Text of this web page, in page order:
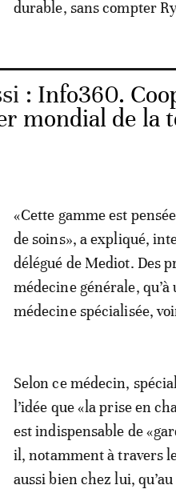
durable, sans compter
: Info360.
mondial de la
«Cette gamme est
de soins», a expliqué,
délégué de Mediot. Des
médecine générale,
médecine spécialisée,
Selon ce médecin,
l’idée que «la prise en
est indispensable de
il, notamment à travers
aussi bien chez lui,